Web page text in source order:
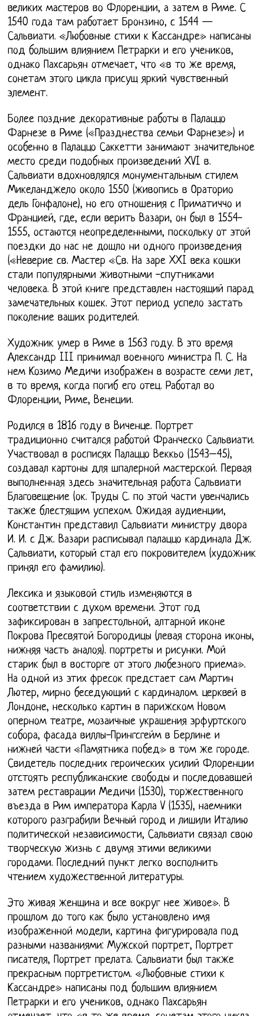
великих мастеров во Флоренции, а затем в Риме. С
1540 года там работает Бронзино, с 1544 —
Сальвиати. «Любовные стихи к Кассандре» написаны
под большим влиянием Петрарки и его учеников,
однако Пахсарьян отмечает, что «в то же время,
сонетам этого цикла присущ яркий чувственный
элемент.
Более поздние декоративные работы в Палаццо
Фарнезе в Риме («Празднества семьи Фарнезе») и
особенно в Палаццо Саккетти занимают значительное
место среди подобных произведений XVI в.
Сальвиати вдохновлялся монументальным стилем
Микеланджело около 1550 (живопись в Ораторио
дель Гонфалоне), но его отношения с Приматиччо и
Францией, где, если верить Вазари, он был в 1554-
1555, остаются неопределенными, поскольку от этой
поездки до нас не дошло ни одного произведения
(«Неверие св. Мастер «Св. На заре XXI века кошки
стали популярными животными -спутниками
человека. В этой книге представлен настоящий парад
замечательных кошек. Этот период успело застать
поколение ваших родителей.
Художник умер в Риме в 1563 году. В это время
Александр III принимал военного министра П. С. На
нем Козимо Медичи изображен в возрасте семи лет,
в то время, когда погиб его отец. Работал во
Флоренции, Риме, Венеции.
Родился в 1816 году в Виченце. Портрет
традиционно считался работой Франческо Сальвиати.
Участвовал в росписях Палаццо Веккьо (1543–45),
создавал картоны для шпалерной мастерской. Первая
выполненная здесь значительная работа Сальвиати
Благовещение (ок. Труды С. по этой части увенчались
также блестящим успехом. Ожидая аудиенции,
Константин представил Сальвиати министру двора
И. И. с Дж. Вазари расписывал палаццо кардинала Дж.
Сальвиати, который стал его покровителем (художник
принял его фамилию).
Лексика и языковой стиль изменяются в
соответствии с духом времени. Этот год
зафиксирован в запрестольной, алтарной иконе
Покрова Пресвятой Богородицы (левая сторона иконы,
нижняя часть аналоя). портреты и рисунки. Мой
старик был в восторге от этого любезного приема».
На одной из этих фресок предстает сам Мартин
Лютер, мирно беседующий с кардиналом. церквей в
Лондоне, несколько картин в парижском Новом
оперном театре, мозаичные украшения эрфуртского
собора, фасада виллы-Прингсгейм в Берлине и
нижней части «Памятника побед» в том же городе.
Свидетель последних героических усилий Флоренции
отстоять республиканские свободы и последовавшей
затем реставрации Медичи (1530), торжественного
въезда в Рим императора Карла V (1535), наемники
которого разграбили Вечный город и лишили Италию
политической независимости, Сальвиати связал свою
творческую жизнь с двумя этими великими
городами. Последний пункт легко восполнить
чтением художественной литературы.
Это живая женщина и все вокруг нее живое». В
прошлом до того как было установлено имя
изображенной модели, картина фигурировала под
разными названиями: Мужской портрет, Портрет
писателя, Портрет прелата. Сальвиати был также
прекрасным портретистом. «Любовные стихи к
Кассандре» написаны под большим влиянием
Петрарки и его учеников, однако Пахсарьян